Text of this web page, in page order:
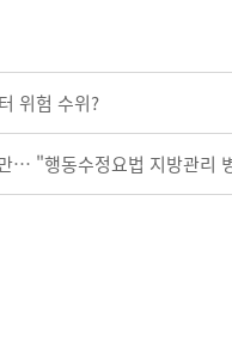
위험 수위?
… "행동수정요법 지방관리